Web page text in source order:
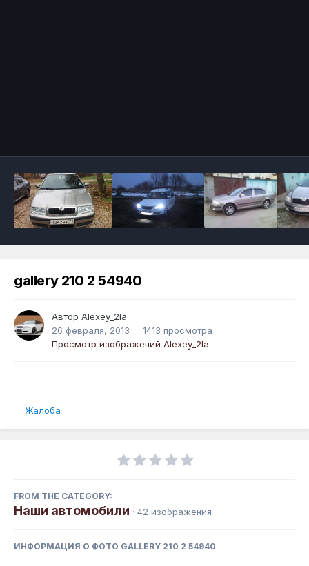
gallery 210 2 54940
Автор Alexey_2la
26 февраля, 2013
1413 просмотра
Просмотр изображений Alexey_2la
Жалоба
FROM THE CATEGORY:
Наши автомобили · 42 изображения
ИНФОРМАЦИЯ О ФОТО GALLERY 210 2 54940